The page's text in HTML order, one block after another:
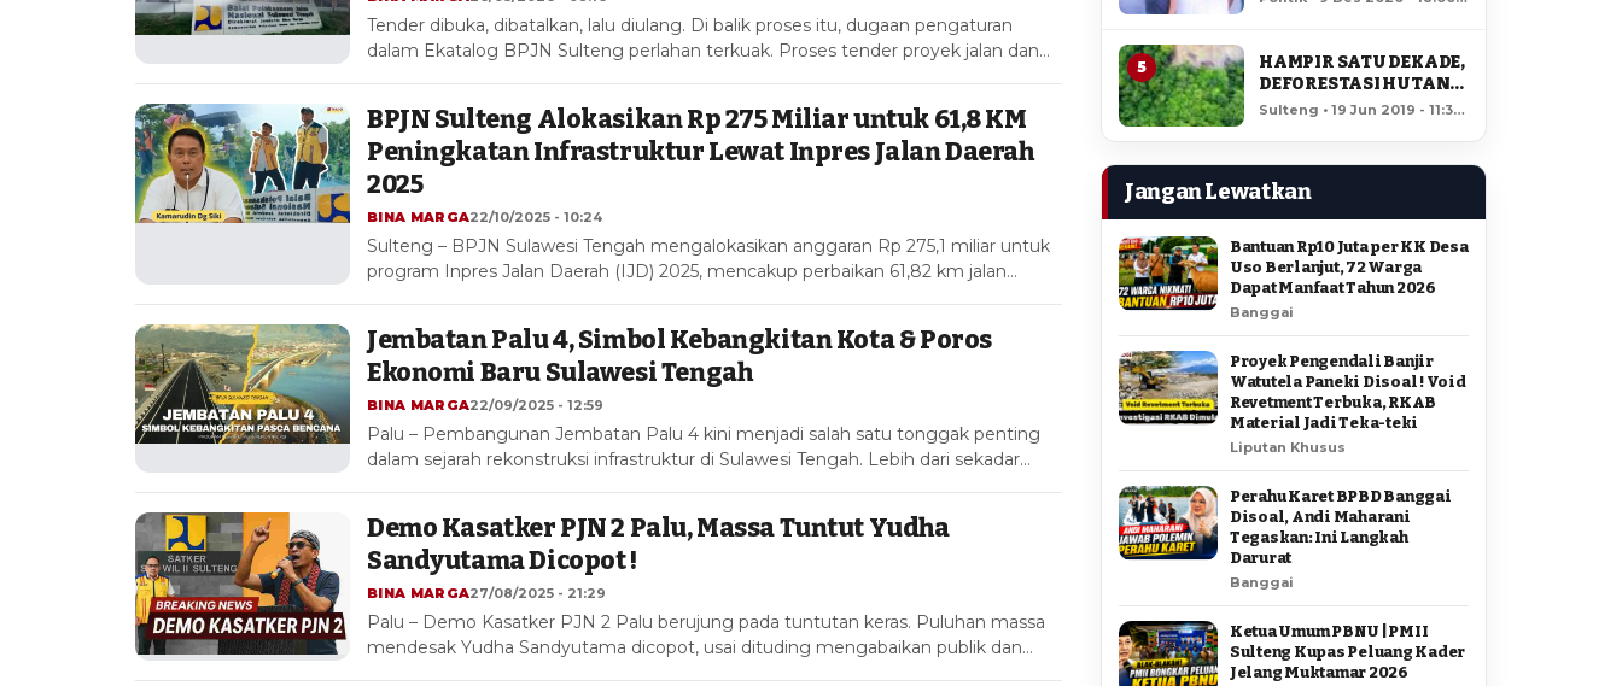
Tender dibuka, dibatalkan, lalu diulang. Di balik proses itu, dugaan pengaturan
dalam Ekatalog BPJN Sulteng perlahan terkuak. Proses tender proyek jalan dan…
BPJN Sulteng Alokasikan Rp 275 Miliar untuk 61,8 KM
Peningkatan Infrastruktur Lewat Inpres Jalan Daerah
2025
BINA MARGA22/10/2025 - 10:24
Sulteng – BPJN Sulawesi Tengah mengalokasikan anggaran Rp 275,1 miliar untuk
program Inpres Jalan Daerah (IJD) 2025, mencakup perbaikan 61,82 km jalan…
Jembatan Palu 4, Simbol Kebangkitan Kota & Poros
Ekonomi Baru Sulawesi Tengah
BINA MARGA22/09/2025 - 12:59
Palu – Pembangunan Jembatan Palu 4 kini menjadi salah satu tonggak penting
dalam sejarah rekonstruksi infrastruktur di Sulawesi Tengah. Lebih dari sekadar…
Demo Kasatker PJN 2 Palu, Massa Tuntut Yudha
Sandyutama Dicopot !
BINA MARGA27/08/2025 - 21:29
Palu – Demo Kasatker PJN 2 Palu berujung pada tuntutan keras. Puluhan massa
mendesak Yudha Sandyutama dicopot, usai dituding mengabaikan publik dan…
5
HAMPIR SATU DEKADE,
DEFORESTASI HUTAN
LORE LINDU MENCAPAI
Sulteng • 19 Jun 2019 - 11:34
Jangan Lewatkan
Bantuan Rp10 Juta per KK Desa
Uso Berlanjut, 72 Warga
Dapat Manfaat Tahun 2026
Banggai
Proyek Pengendali Banjir
Watutela Paneki Disoal ! Void
Revetment Terbuka, RKAB
Material Jadi Teka-teki
Liputan Khusus
Perahu Karet BPBD Banggai
Disoal, Andi Maharani
Tegaskan: Ini Langkah
Darurat
Banggai
Ketua Umum PBNU | PMII
Sulteng Kupas Peluang Kader
Jelang Muktamar 2026